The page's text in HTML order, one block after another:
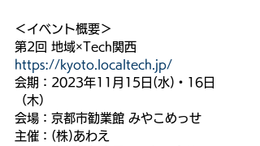
＜イベント概要＞
第2回 地域×Tech関西
https://kyoto.localtech.jp/
会期：2023年11月15日(水)・16日
（木）
会場：京都市勧業館 みやこめっせ
主催：(株)あわえ